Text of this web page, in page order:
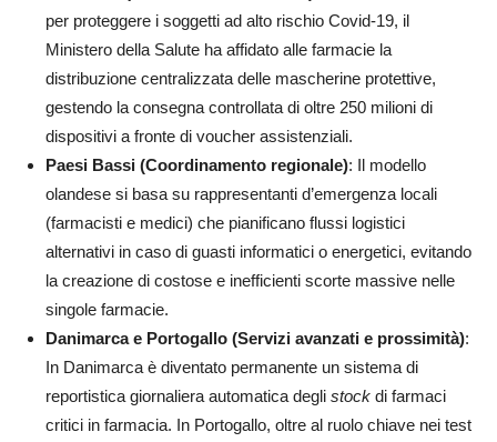
per proteggere i soggetti ad alto rischio Covid-19, il
Ministero della Salute ha affidato alle farmacie la
distribuzione centralizzata delle mascherine protettive,
gestendo la consegna controllata di oltre 250 milioni di
dispositivi a fronte di voucher assistenziali.
Paesi Bassi (Coordinamento regionale): Il modello
olandese si basa su rappresentanti d’emergenza locali
(farmacisti e medici) che pianificano flussi logistici
alternativi in caso di guasti informatici o energetici, evitando
la creazione di costose e inefficienti scorte massive nelle
singole farmacie.
Danimarca e Portogallo (Servizi avanzati e prossimità):
In Danimarca è diventato permanente un sistema di
reportistica giornaliera automatica degli stock di farmaci
critici in farmacia. In Portogallo, oltre al ruolo chiave nei test